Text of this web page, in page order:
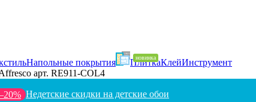
Напольные покрытия ПлиткаКлейИнструмент
арт. RE911-COL4
Недетские скидки на детские обои